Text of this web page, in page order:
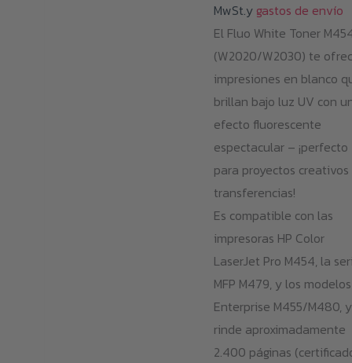
MwSt.y gastos de envío
El Fluo White Toner
(W2020/W2030) te
impresiones en blanco
brillan bajo luz UV con
efecto fluorescente
espectacular – ¡perfecto
para proyectos
transferencias!
Es compatible con las
impresoras HP Color
LaserJet Pro M454, la
MFP M479, y los modelos
Enterprise M455/M480, y
rinde aproximadamente
2.400 páginas